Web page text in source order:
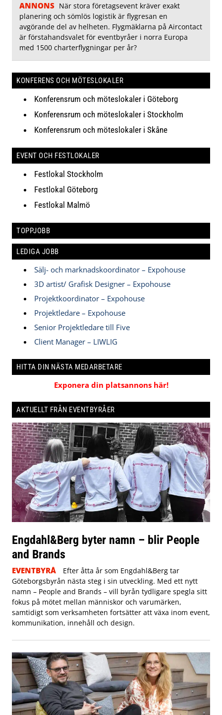
ANNONS När stora företagsevent kräver exakt
planering och sömlös logistik är flygresan en
avgörande del av helheten. Flygmäklarna på Aircontact
är förstahandsvalet för eventbyråer i norra Europa
med 1500 charterflygningar per år?
KONFERENS OCH MÖTESLOKALER
Konferensrum och möteslokaler i Göteborg
Konferensrum och möteslokaler i Stockholm
Konferensrum och möteslokaler i Skåne
EVENT OCH FESTLOKALER
Festlokal Stockholm
Festlokal Göteborg
Festlokal Malmö
TOPPJOBB
LEDIGA JOBB
Sälj- och marknadskoordinator – Expohouse
3D artist/ Grafisk Designer – Expohouse
Projektkoordinator – Expohouse
Projektledare – Expohouse
Senior Projektledare till Five
Client Manager – LIWLIG
HITTA DIN NÄSTA MEDARBETARE
Exponera din platsannons här!
AKTUELLT FRÅN EVENTBYRÅER
Engdahl&Berg byter namn – blir People
and Brands
EVENTBYRÅ
Efter åtta år som Engdahl&Berg tar
Göteborgsbyrån nästa steg i sin utveckling. Med ett nytt
namn – People and Brands – vill byrån tydligare spegla sitt
fokus på mötet mellan människor och varumärken,
samtidigt som verksamheten fortsätter att växa inom event,
kommunikation, innehåll och design.